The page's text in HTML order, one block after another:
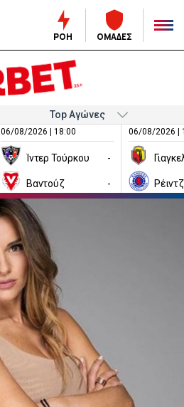
ΡΟΗ ΟΜΑΔΕΣ
06/08/2026 | 18:00
Ίντερ Τούρκου -
Βαντούζ -
06/08/2026 |